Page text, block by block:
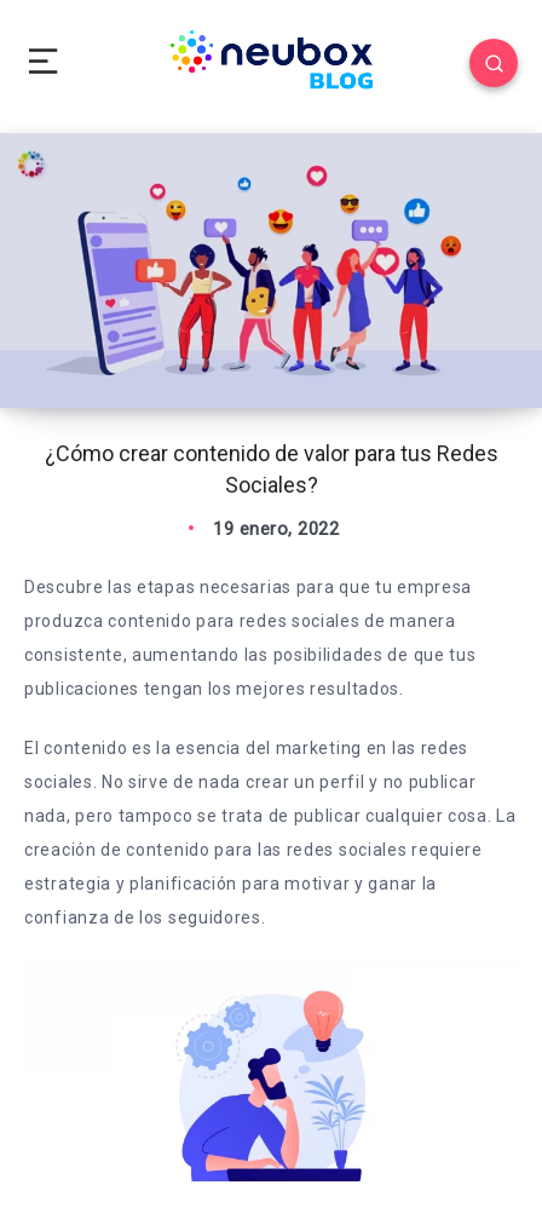
¿Cómo crear contenido de valor para tus Redes
Sociales?
19 enero, 2022
Descubre las etapas necesarias para que tu empresa
produzca contenido para redes sociales de manera
consistente, aumentando las posibilidades de que tus
publicaciones tengan los mejores resultados.
El contenido es la esencia del marketing en las redes
sociales. No sirve de nada crear un perfil y no publicar
nada, pero tampoco se trata de publicar cualquier cosa. La
creación de contenido para las redes sociales requiere
estrategia y planificación para motivar y ganar la
confianza de los seguidores.